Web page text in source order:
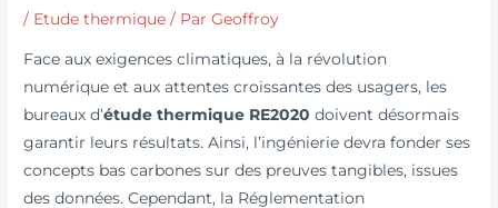
/ Etude thermique / ParGeoffroy
Face aux exigences climatiques, à la révolution
numérique et aux attentes croissantes des usagers, les
bureaux d’étude thermique RE2020doivent désormais
garantir leurs résultats. Ainsi, l’ingénierie devra fonder ses
concepts bas carbones sur des preuves tangibles, issues
des données. Cependant, la Réglementation